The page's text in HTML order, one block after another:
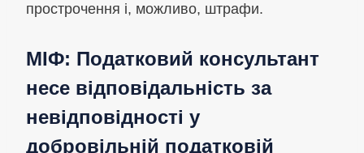
прострочення і, можливо, штрафи.
МІФ: Податковий консультант
несе відповідальність за
невідповідності у
добровільній податковій